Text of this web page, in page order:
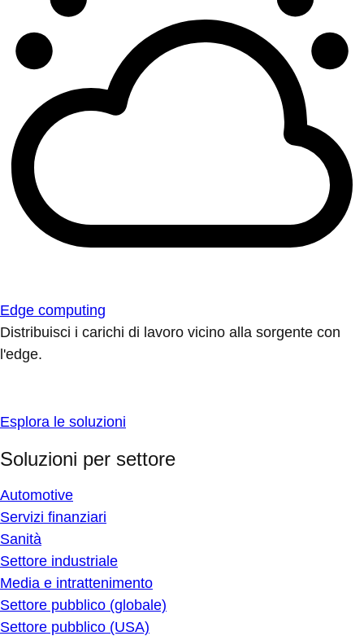
Edge computing
Distribuisci i carichi di lavoro vicino alla sorgente con
l'edge.
Esplora le soluzioni
Soluzioni per settore
Automotive
Servizi finanziari
Sanità
Settore industriale
Media e intrattenimento
Settore pubblico (globale)
Settore pubblico (USA)